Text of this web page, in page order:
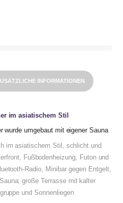
INFORMATIONEN
im asiatischem Stil
wurde umgebaut mit eigener Sauna
im asiatischem Stil, schlicht und
Fußbodenheizung, Futon und
Radio, Minibar gegen Entgelt,
große Terrasse mit kalter
und Sonnenliegen